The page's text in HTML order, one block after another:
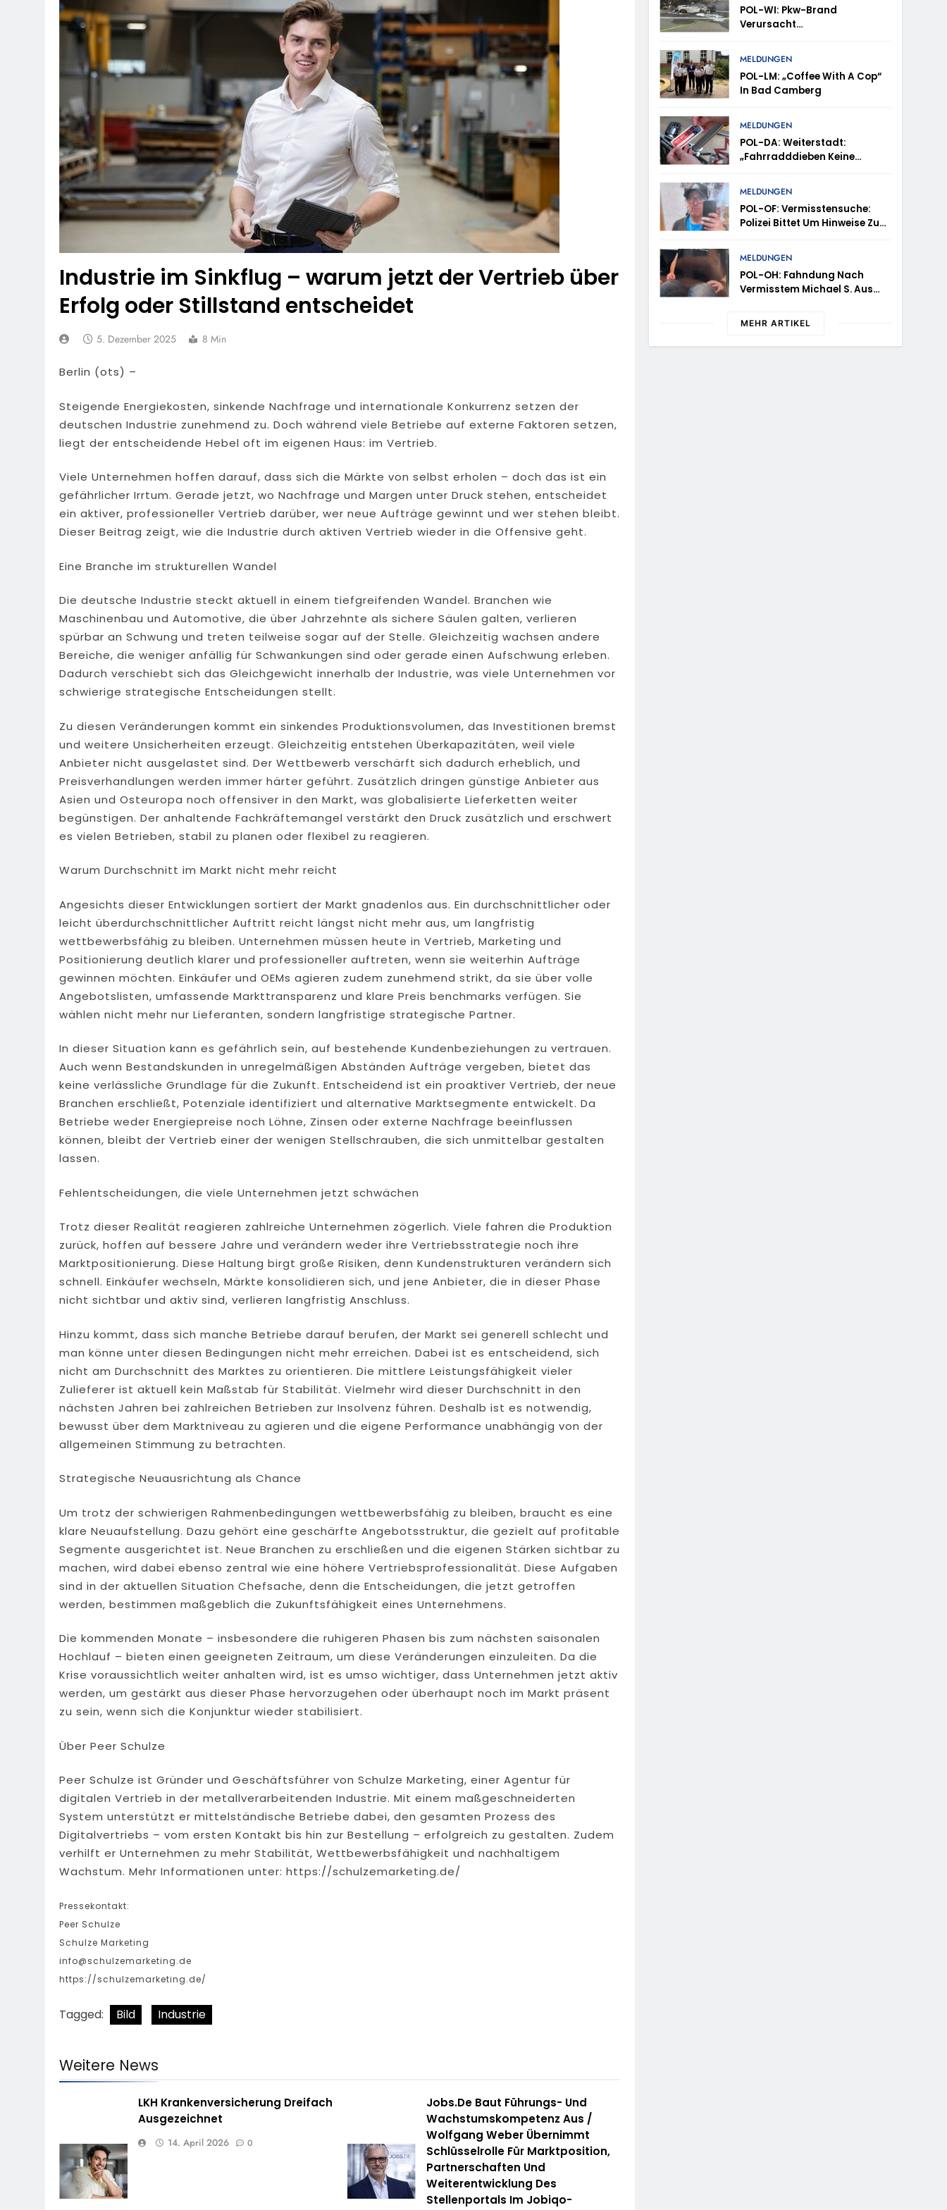
7. August 2026
POL-OH: Fahndung Nach Vermisstem Michael S. Aus Rotenburg A.d. Fulda
7. August 2026
HZA-F: Frankfurter Finanzkontrolle Schwarzarbeit Führt An Drei Tagen Kontrollen Im Gastro- Und Sicherheitsgewerbe
7. August 2026
POL-OH: 25 Jahre Polizeipräsidium Osthessen Jubiläumsfest Am Samstag, 15. August (11-18 Uhr)- Bürgerinnen Und Bürger
Erhalten Spannende Einblicke In Die Polizeiarbeit
7. August 2026
Mittelhessen: MARBURG-BIEDENKOPF: Satz Räder Gefunden – Polizei Bittet Um Mithilfe
6. August 2026
POL-OH: Die Polizeistation Lauterbach Hat Einen Neuen Leiter: Amtseinführung Von Markus Höfer
6. August 2026
POL-HR: Folgemeldung: 74-Jähriger Claus-Peter H. Weiterhin Vermisst – Erneute Veröffentlichung Eines Fotos
6. August 2026
Industrie im Sinkflug – warum jetzt der Vertrieb über
Erfolg oder Stillstand entscheidet
5. Dezember 2025 8 Min
Berlin (ots) –
Steigende Energiekosten, sinkende Nachfrage und internationale Konkurrenz setzen der
deutschen Industrie zunehmend zu. Doch während viele Betriebe auf externe Faktoren setzen,
liegt der entscheidende Hebel oft im eigenen Haus: im Vertrieb.
Viele Unternehmen hoffen darauf, dass sich die Märkte von selbst erholen – doch das ist ein
gefährlicher Irrtum. Gerade jetzt, wo Nachfrage und Margen unter Druck stehen, entscheidet
ein aktiver, professioneller Vertrieb darüber, wer neue Aufträge gewinnt und wer stehen bleibt.
Dieser Beitrag zeigt, wie die Industrie durch aktiven Vertrieb wieder in die Offensive geht.
Eine Branche im strukturellen Wandel
Die deutsche Industrie steckt aktuell in einem tiefgreifenden Wandel. Branchen wie
Maschinenbau und Automotive, die über Jahrzehnte als sichere Säulen galten, verlieren
spürbar an Schwung und treten teilweise sogar auf der Stelle. Gleichzeitig wachsen andere
Bereiche, die weniger anfällig für Schwankungen sind oder gerade einen Aufschwung erleben.
Dadurch verschiebt sich das Gleichgewicht innerhalb der Industrie, was viele Unternehmen vor
schwierige strategische Entscheidungen stellt.
Zu diesen Veränderungen kommt ein sinkendes Produktionsvolumen, das Investitionen bremst
und weitere Unsicherheiten erzeugt. Gleichzeitig entstehen Überkapazitäten, weil viele
Anbieter nicht ausgelastet sind. Der Wettbewerb verschärft sich dadurch erheblich, und
Preisverhandlungen werden immer härter geführt. Zusätzlich dringen günstige Anbieter aus
Asien und Osteuropa noch offensiver in den Markt, was globalisierte Lieferketten weiter
begünstigen. Der anhaltende Fachkräftemangel verstärkt den Druck zusätzlich und erschwert
es vielen Betrieben, stabil zu planen oder flexibel zu reagieren.
Warum Durchschnitt im Markt nicht mehr reicht
Angesichts dieser Entwicklungen sortiert der Markt gnadenlos aus. Ein durchschnittlicher oder
leicht überdurchschnittlicher Auftritt reicht längst nicht mehr aus, um langfristig
wettbewerbsfähig zu bleiben. Unternehmen müssen heute in Vertrieb, Marketing und
Positionierung deutlich klarer und professioneller auftreten, wenn sie weiterhin Aufträge
gewinnen möchten. Einkäufer und OEMs agieren zudem zunehmend strikt, da sie über volle
Angebotslisten, umfassende Markttransparenz und klare Preis benchmarks verfügen. Sie
wählen nicht mehr nur Lieferanten, sondern langfristige strategische Partner.
In dieser Situation kann es gefährlich sein, auf bestehende Kundenbeziehungen zu vertrauen.
Auch wenn Bestandskunden in unregelmäßigen Abständen Aufträge vergeben, bietet das
keine verlässliche Grundlage für die Zukunft. Entscheidend ist ein proaktiver Vertrieb, der neue
Branchen erschließt, Potenziale identifiziert und alternative Marktsegmente entwickelt. Da
Betriebe weder Energiepreise noch Löhne, Zinsen oder externe Nachfrage beeinflussen
können, bleibt der Vertrieb einer der wenigen Stellschrauben, die sich unmittelbar gestalten
lassen.
Fehlentscheidungen, die viele Unternehmen jetzt schwächen
Trotz dieser Realität reagieren zahlreiche Unternehmen zögerlich. Viele fahren die Produktion
zurück, hoffen auf bessere Jahre und verändern weder ihre Vertriebsstrategie noch ihre
Marktpositionierung. Diese Haltung birgt große Risiken, denn Kundenstrukturen verändern sich
schnell. Einkäufer wechseln, Märkte konsolidieren sich, und jene Anbieter, die in dieser Phase
nicht sichtbar und aktiv sind, verlieren langfristig Anschluss.
Hinzu kommt, dass sich manche Betriebe darauf berufen, der Markt sei generell schlecht und
man könne unter diesen Bedingungen nicht mehr erreichen. Dabei ist es entscheidend, sich
nicht am Durchschnitt des Marktes zu orientieren. Die mittlere Leistungsfähigkeit vieler
Zulieferer ist aktuell kein Maßstab für Stabilität. Vielmehr wird dieser Durchschnitt in den
nächsten Jahren bei zahlreichen Betrieben zur Insolvenz führen. Deshalb ist es notwendig,
bewusst über dem Marktniveau zu agieren und die eigene Performance unabhängig von der
allgemeinen Stimmung zu betrachten.
Strategische Neuausrichtung als Chance
Um trotz der schwierigen Rahmenbedingungen wettbewerbsfähig zu bleiben, braucht es eine
klare Neuaufstellung. Dazu gehört eine geschärfte Angebotsstruktur, die gezielt auf profitable
Segmente ausgerichtet ist. Neue Branchen zu erschließen und die eigenen Stärken sichtbar zu
machen, wird dabei ebenso zentral wie eine höhere Vertriebsprofessionalität. Diese Aufgaben
sind in der aktuellen Situation Chefsache, denn die Entscheidungen, die jetzt getroffen
werden, bestimmen maßgeblich die Zukunftsfähigkeit eines Unternehmens.
Die kommenden Monate – insbesondere die ruhigeren Phasen bis zum nächsten saisonalen
Hochlauf – bieten einen geeigneten Zeitraum, um diese Veränderungen einzuleiten. Da die
Krise voraussichtlich weiter anhalten wird, ist es umso wichtiger, dass Unternehmen jetzt aktiv
werden, um gestärkt aus dieser Phase hervorzugehen oder überhaupt noch im Markt präsent
zu sein, wenn sich die Konjunktur wieder stabilisiert.
Über Peer Schulze
Peer Schulze ist Gründer und Geschäftsführer von Schulze Marketing, einer Agentur für
digitalen Vertrieb in der metallverarbeitenden Industrie. Mit einem maßgeschneiderten
System unterstützt er mittelständische Betriebe dabei, den gesamten Prozess des
Digitalvertriebs – vom ersten Kontakt bis hin zur Bestellung – erfolgreich zu gestalten. Zudem
verhilft er Unternehmen zu mehr Stabilität, Wettbewerbsfähigkeit und nachhaltigem
Wachstum. Mehr Informationen unter: https://schulzemarketing.de/
Pressekontakt:
Peer Schulze
Schulze Marketing
info@schulzemarketing.de
https://schulzemarketing.de/
Tagged: Bild Industrie
Weitere News
LKH Krankenversicherung Dreifach
Ausgezeichnet
14. April 2026 0
Jobs.de Baut Führungs- Und
Wachstumskompetenz Aus /
Wolfgang Weber Übernimmt
Schlüsselrolle Für Marktposition,
Partnerschaften Und
Weiterentwicklung Des
Stellenportals Im Jobiqo-
POL-WI: Pkw-Brand
Verursacht
MELDUNGEN
POL-LM: „Coffee With A Cop“
In Bad Camberg
MELDUNGEN
POL-DA: Weiterstadt:
„Fahrradddieben Keine
Fahrradcodierung /
Anmeldung Erforderlich
MELDUNGEN
POL-OF: Vermisstensuche:
Polizei Bittet Um Hinweise Zum
Zaragoza Gonzalez
MELDUNGEN
POL-OH: Fahndung Nach
Vermisstem Michael S. Aus
MEHR ARTIKEL